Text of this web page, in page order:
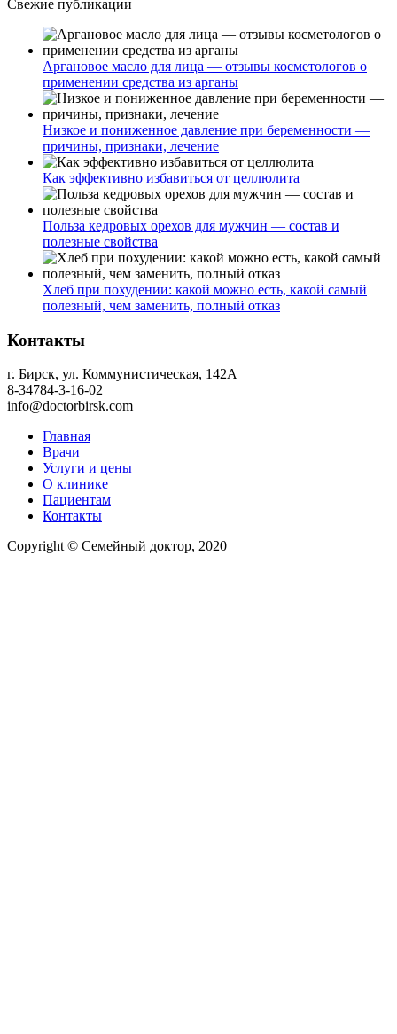
Свежие публикации
Аргановое масло для лица — отзывы косметологов о
применении средства из арганы
Низкое и пониженное давление при беременности —
причины, признаки, лечение
Как эффективно избавиться от целлюлита
Польза кедровых орехов для мужчин — состав и
полезные свойства
Хлеб при похудении: какой можно есть, какой самый
полезный, чем заменить, полный отказ
Контакты
г. Бирск, ул. Коммунистическая, 142А
8-34784-3-16-02
info@doctorbirsk.com
Главная
Врачи
Услуги и цены
О клинике
Пациентам
Контакты
Copyright © Семейный доктор, 2020